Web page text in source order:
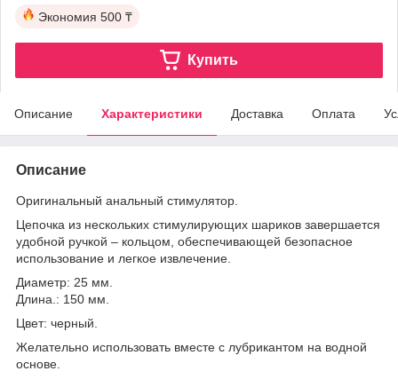
Экономия 500 ₸
Купить
Описание Характеристики Доставка Оплата
Описание
Оригинальный анальный стимулятор.
Цепочка из нескольких стимулирующих шариков завершается
удобной ручкой – кольцом, обеспечивающей безопасное
использование и легкое извлечение.
Диаметр: 25 мм.
Длина.: 150 мм.
Цвет: черный.
Желательно использовать вместе с лубрикантом на водной
основе.